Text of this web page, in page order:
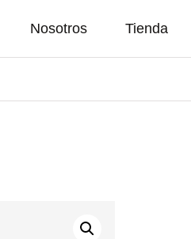
Nosotros Tienda